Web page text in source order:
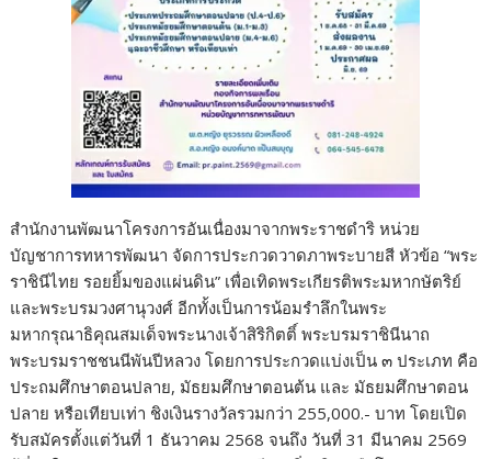
สำนักงานพัฒนาโครงการอันเนื่องมาจากพระราชดำริ หน่วย
บัญชาการทหารพัฒนา จัดการประกวดวาดภาพระบายสี หัวข้อ “พระ
ราชินีไทย รอยยิ้มของแผ่นดิน” เพื่อเทิดพระเกียรติพระมหากษัตริย์
และพระบรมวงศานุวงศ์ อีกทั้งเป็นการน้อมรำลึกในพระ
มหากรุณาธิคุณสมเด็จพระนางเจ้าสิริกิตติ์ พระบรมราชินีนาถ
พระบรมราชชนนีพันปีหลวง โดยการประกวดแบ่งเป็น ๓ ประเภท คือ
ประถมศึกษาตอนปลาย, มัธยมศึกษาตอนต้น และ มัธยมศึกษาตอน
ปลาย หรือเทียบเท่า ชิงเงินรางวัลรวมกว่า 255,000.- บาท โดยเปิด
รับสมัครตั้งแต่วันที่ 1 ธันวาคม 2568 จนถึง วันที่ 31 มีนาคม 2569